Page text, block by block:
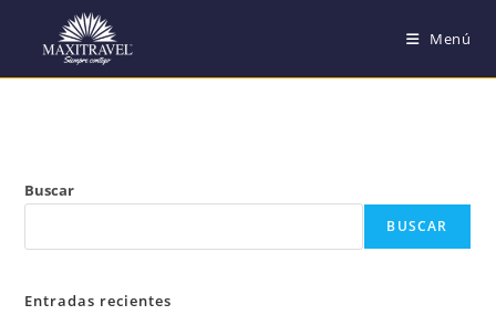
contenido
Menú
Buscar
BUSCAR
Entradas recientes